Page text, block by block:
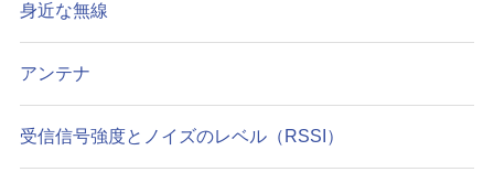
身近な無線
アンテナ
受信信号強度とノイズのレベル（RSSI）